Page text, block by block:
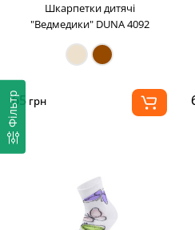
Фільтр
Шкарпетки дитячі
"Ведмедики" DUNA 4092
65 грн